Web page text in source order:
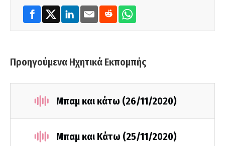
Προηγούμενα Ηχητικά Εκπομπής
Μπαμ και κάτω (26/11/2020)
Μπαμ και Κάτω (25/11/2020)